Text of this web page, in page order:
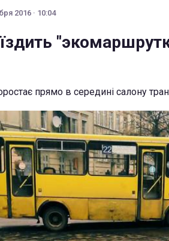
2016 · 10:04
прямо в середині салону